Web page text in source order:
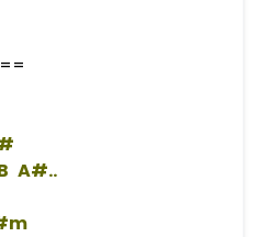
A#..